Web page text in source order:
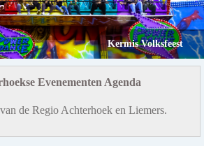
Kermis Volksfeest
Evenementen Agenda
de Regio Achterhoek en Liemers.